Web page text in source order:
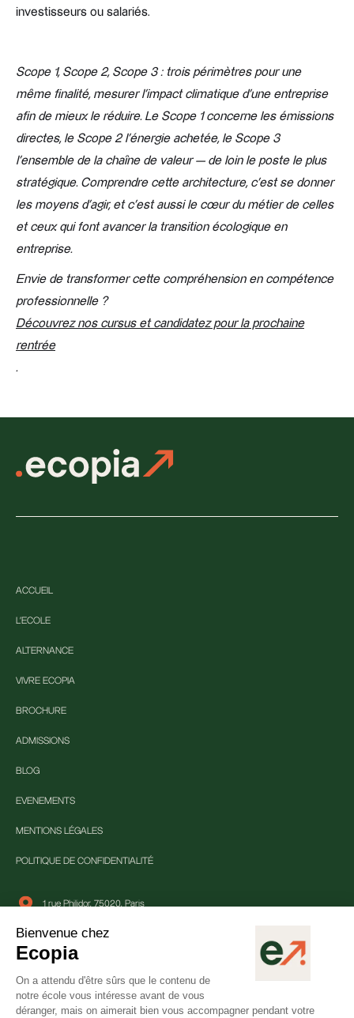
investisseurs ou salariés.
Scope 1, Scope 2, Scope 3 : trois périmètres pour une
même finalité, mesurer l'impact climatique d'une entreprise
afin de mieux le réduire. Le Scope 1 concerne les émissions
directes, le Scope 2 l'énergie achetée, le Scope 3
l'ensemble de la chaîne de valeur — de loin le poste le plus
stratégique. Comprendre cette architecture, c'est se donner
les moyens d'agir, et c'est aussi le cœur du métier de celles
et ceux qui font avancer la transition écologique en
entreprise.
Envie de transformer cette compréhension en compétence
professionnelle ?
Découvrez nos cursus et candidatez pour la prochaine
rentrée
.
ACCUEIL
L'ECOLE
ALTERNANCE
VIVRE ECOPIA
BROCHURE
ADMISSIONS
BLOG
EVENEMENTS
MENTIONS LÉGALES
POLITIQUE DE CONFIDENTIALITÉ
1 rue Philidor, 75020, Paris
01 84 80 25 33
contact@ecopia-school.com